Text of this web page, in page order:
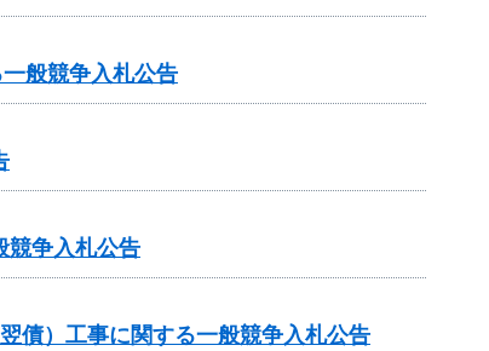
般競争入札公告
競争入札公告
）工事に関する一般競争入札公告